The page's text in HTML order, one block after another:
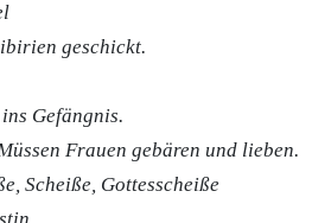
geschickt.
Gefängnis.
Frauen gebären und lieben.
Scheiße, Gottesscheiße